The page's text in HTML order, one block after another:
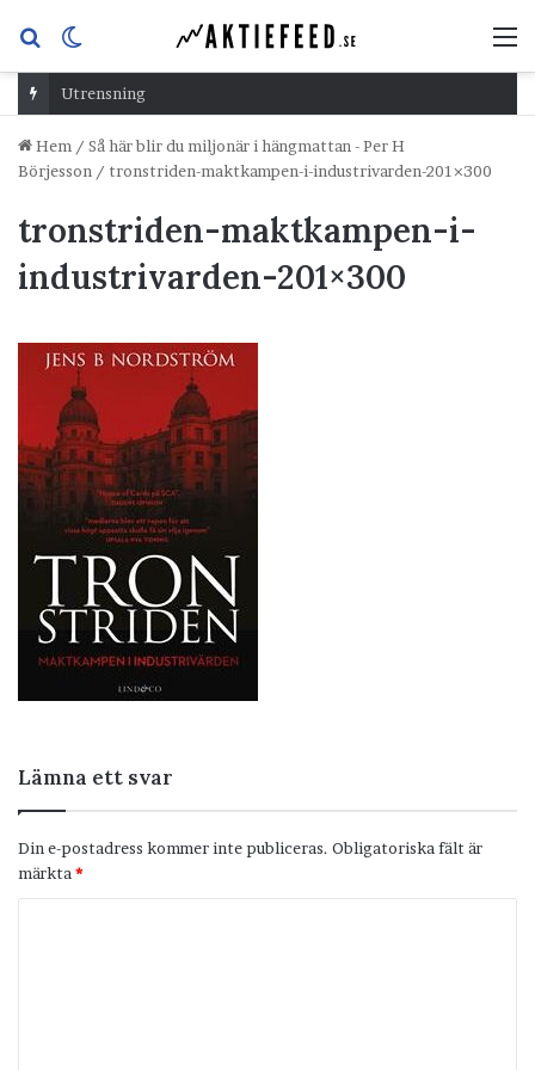
Sök
efterskin
Utrensning
Hem / Så här blir du miljonär i hängmattan - Per H
Börjesson / tronstriden-maktkampen-i-industrivarden-201×300
tronstriden-maktkampen-i-
industrivarden-201×300
Lämna ett svar
Din e-postadress kommer inte publiceras. Obligatoriska fält är
märkta *